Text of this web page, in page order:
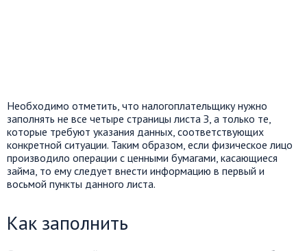
Необходимо отметить, что налогоплательщику нужно
заполнять не все четыре страницы листа З, а только те,
которые требуют указания данных, соответствующих
конкретной ситуации. Таким образом, если физическое лицо
производило операции с ценными бумагами, касающиеся
займа, то ему следует внести информацию в первый и
восьмой пункты данного листа.
Как заполнить